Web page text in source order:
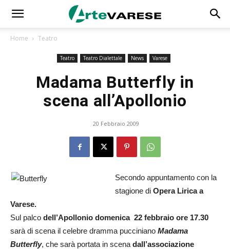
Home Teatro
Teatro Teatro Dialettale News Varese
Madama Butterfly in
scena all’Apollonio
20 Febbraio 2009
Secondo appuntamento con la
stagione di Opera Lirica a
Varese.
Sul palco dell’Apollonio domenica 22 febbraio ore 17.30
sarà di scena il celebre dramma pucciniano Madama
Butterfly, che sarà portata in scena dall’associazione